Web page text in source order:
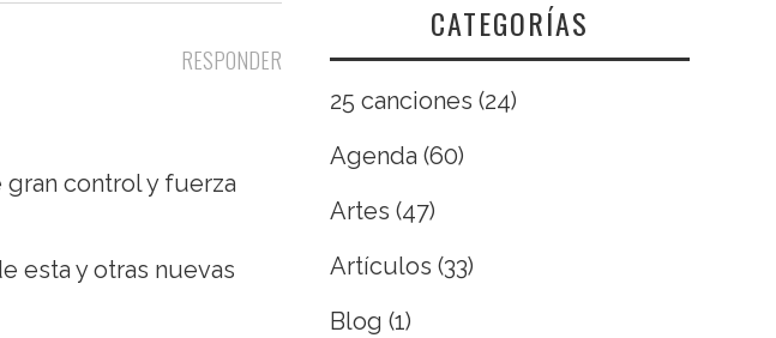
RESPONDER
gran control y fuerza
esta y otras nuevas
CATEGORÍAS
25 canciones (24)
Agenda (60)
Artes (47)
Artículos (33)
Blog (1)